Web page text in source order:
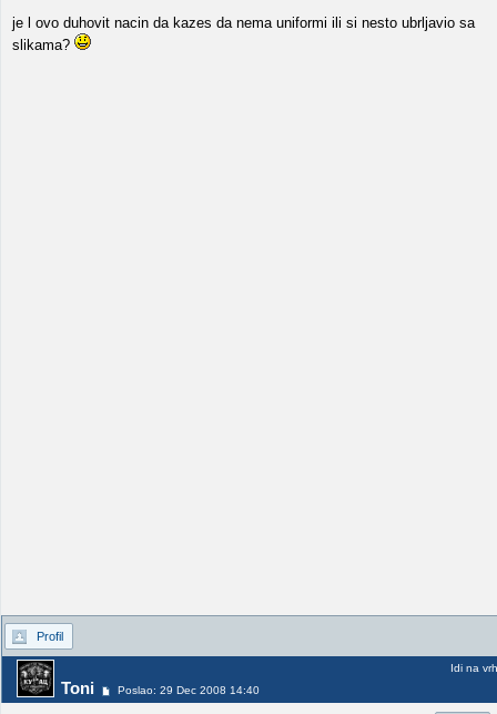
je l ovo duhovit nacin da kazes da nema uniformi ili si nesto ubrljavio sa
slikama?
Profil
Toni Poslao: 29 Dec 2008 14:40
Idi na vrh